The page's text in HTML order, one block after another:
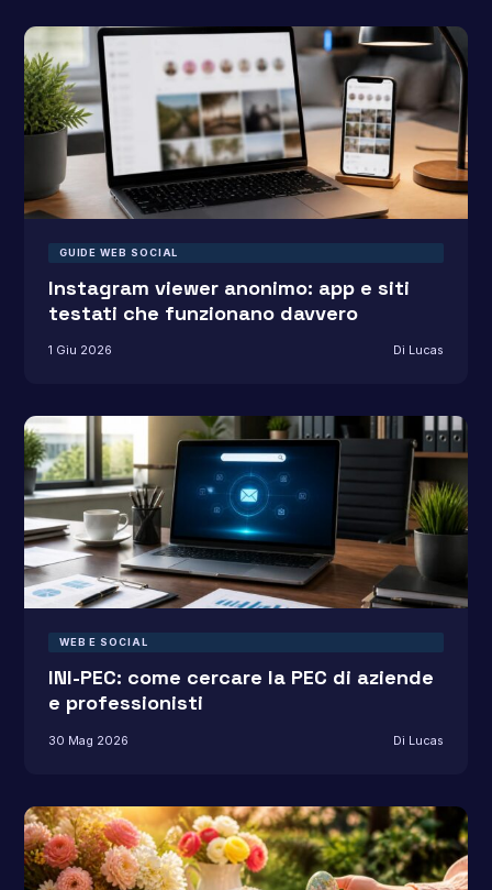
GUIDE WEB SOCIAL
Instagram viewer anonimo: app e siti
testati che funzionano davvero
1 Giu 2026 Di Lucas
WEB E SOCIAL
INI-PEC: come cercare la PEC di aziende
e professionisti
30 Mag 2026 Di Lucas